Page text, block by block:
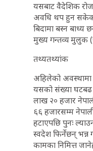
यसबाट वैदेशिक
अवधि थप हुन
बिदामा बस्न
मुख्य गन्तव्य मुलुक
तथ्यतथ्यांक
अहिलेको अवस्थामा
यसको संख्या घटबढ
लाख २० हजार
६६ हजारसम्म
हटाएपछि पुनः
स्वदेश फिर्नेछन् भन्न
कामका निमित्त